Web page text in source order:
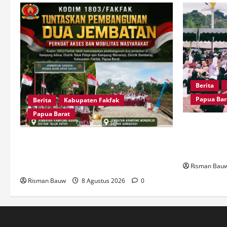
Berita
Kabupaten Fakfak
Papua Barat
Risman Bauw 8 Agustus 2026 0
Berita
Papua
Risman